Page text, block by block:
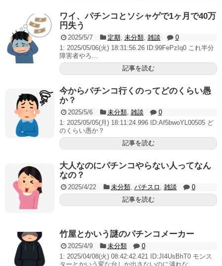
ワイ、パチンコとソシャゲで1ヶ月で40万
円失う
2025/5/7 定期, 未分類, 雑談
0
1: 2025/05/06(火) 18:31:56.26 ID:99FePzIq0 これ半分
障害者やろ…
記事を読む
今からパチンコ行くのってどのくらい愚
か？
2025/5/6 未分類, 雑談
0
1: 2025/05/05(月) 18:11:24.996 ID:Af5bwoYL00505 ど
のくらい愚か？
記事を読む
大人なのにパチンコやらない人ってなん
なの？
2025/4/22 未分類, パチスロ , 雑談
0
記事を読む
竹屋とかいう謎のパチンコメーカー
2025/4/9 未分類
0
1: 2025/04/08(火) 08:42:42.421 ID:JI4UsBhT0 モンス
ターとかいう変な台しか出さないのに潰れな...